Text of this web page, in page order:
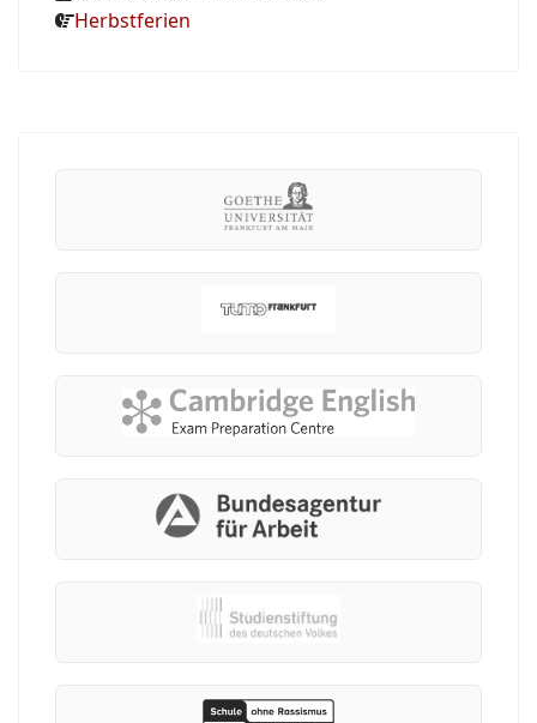
Herbstferien